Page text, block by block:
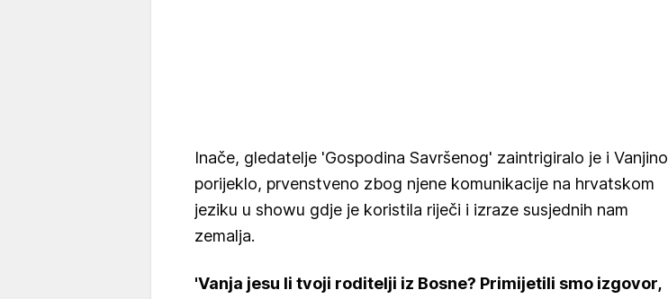
Inače, gledatelje 'Gospodina Savršenog' zaintrigiralo je i Vanjino
porijeklo, prvenstveno zbog njene komunikacije na hrvatskom
jeziku u showu gdje je koristila riječi i izraze susjednih nam
zemalja.
'Vanja jesu li tvoji roditelji iz Bosne? Primijetili smo izgovor,